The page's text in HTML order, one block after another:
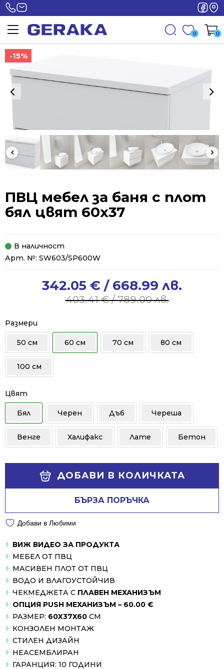
0 0
-15%
-15%
ПВЦ мебел за баня с плот
бял цвят 60x37
В наличност
Арт. №: SW603/SP600W
403.41€/ 789.00 лв.
403.41 €
/
789.00 лв..
342.05 € / 668.99 лв.
342.05 €
/
668.99 лв..
Размери
50 см 60 см 70 см 80 см
100 см
Цвят
Бял Черен Дъб Череша
Венге Халифакс Лате Бетон
ДОБАВИ В КОЛИЧКАТА
БЪРЗА ПОРЪЧКА
Добави в Любими
ВИЖ ВИДЕО ЗА ПРОДУКТА
МЕБЕЛ ОТ ПВЦ
МАСИВЕН ПЛОТ ОТ ПВЦ
ВОДО И ВЛАГОУСТОЙЧИВ
ЧЕКМЕДЖЕТА С ПЛАВЕН МЕХАНИЗЪМ
ОПЦИЯ PUSH МЕХАНИЗЪМ – 60.00 €
РАЗМЕР: 60X37X60 СМ
КОНЗОЛЕН МОНТАЖ
СТИЛЕН ДИЗАЙН
НЕАСЕМБЛИРАН
ГАРАНЦИЯ: 10 ГОДИНИ